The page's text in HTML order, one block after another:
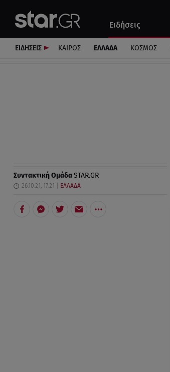
Ειδήσεις
Αυτοκίνητο
ΕΙΔΗΣΕΙΣ ΚΑΙΡΟΣ ΕΛΛΑΔΑ ΚΟΣΜΟΣ
Συντακτική ΟμάδαSTAR.GR
26.10.21, 17:21 ΕΛΛΑΔΑ